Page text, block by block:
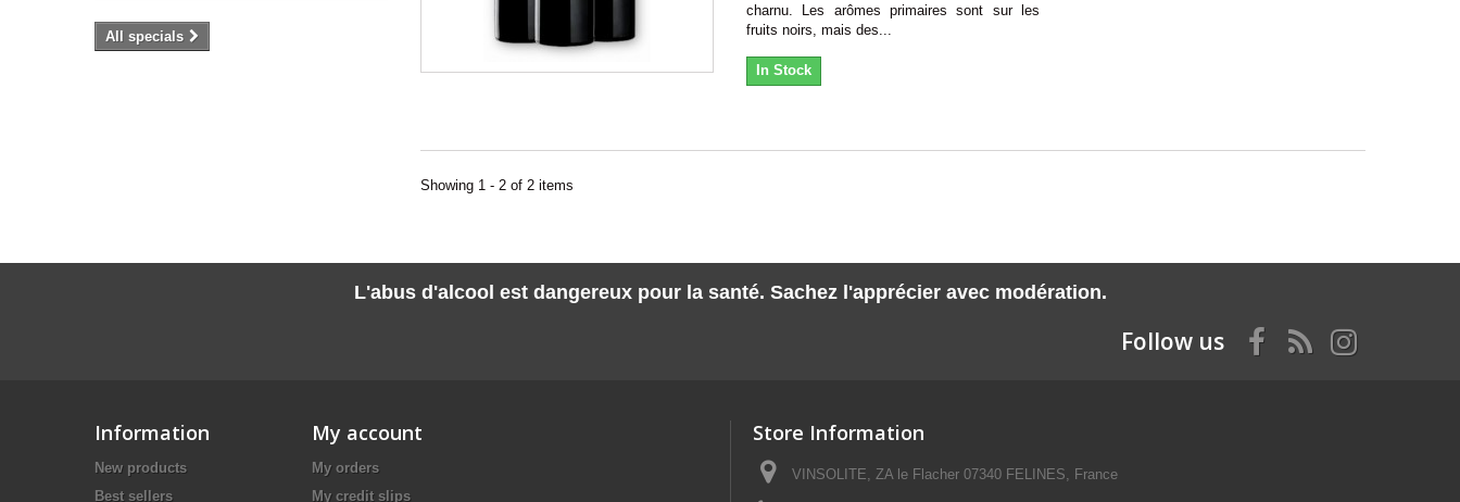
All specials
charnu. Les arômes primaires sont sur les
fruits noirs, mais des...
In Stock
Showing 1 - 2 of 2 items
L'abus d'alcool est dangereux pour la santé. Sachez l'apprécier avec modération.
Follow us
Information
New products
Best sellers
My account
My orders
My credit slips
Store Information
VINSOLITE, ZA le Flacher 07340 FELINES, France